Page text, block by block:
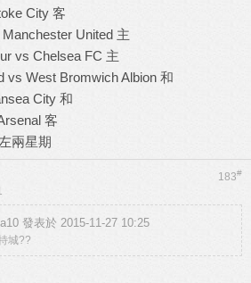
City 客
United 主
vs Chelsea FC 主
vs West Bromwich Albion 和
City 和
客
兩星期
183#
發表於 2015-11-27 10:25
城??